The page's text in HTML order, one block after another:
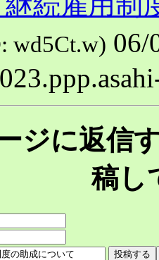
wd5Ct.w) 06/
ジに返信
稿し